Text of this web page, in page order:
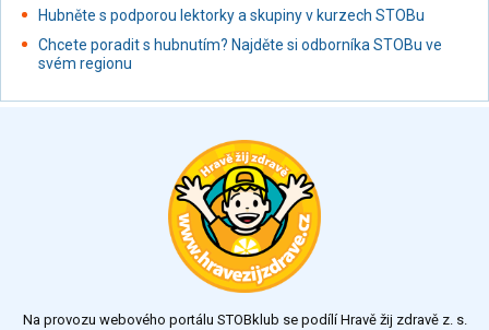
Studená kuchyně, lahůdkářské výrobky
Hubněte s podporou lektorky a skupiny v kurzech STOBu
Chcete poradit s hubnutím? Najděte si odborníka STOBu ve
svém regionu
Na provozu webového portálu STOBklub se podílí Hravě žij zdravě z. s.